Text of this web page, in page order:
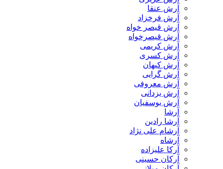
آرش عنقا
آرش فرخزاد
آرش قیصر خواه
آرش قیصرخواه
آرش کریمی
آرش کسری
آرش کیهان
آرش گرایی
آرش معروفی
آرش یزدانی
آرش یوسفیان
آرشا
آرشا رادین
آرشام علی نژاد
آرشاه
آرکا علیزاده
آرکان حسینی